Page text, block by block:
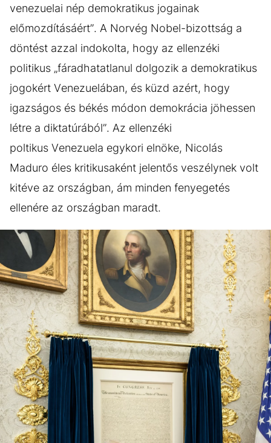
venezuelai nép demokratikus jogainak
előmozdításáért”. A Norvég Nobel-bizottság a
döntést azzal indokolta, hogy az ellenzéki
politikus „fáradhatatlanul dolgozik a demokratikus
jogokért Venezuelában, és küzd azért, hogy
igazságos és békés módon demokrácia jöhessen
létre a diktatúrából”. Az ellenzéki
poltikus Venezuela egykori elnöke, Nicolás
Maduro éles kritikusaként jelentős veszélynek volt
kitéve az országban, ám minden fenyegetés
ellenére az országban maradt.